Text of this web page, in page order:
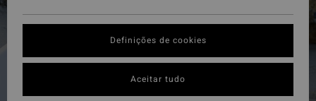
Definições de cookies
Aceitar tudo